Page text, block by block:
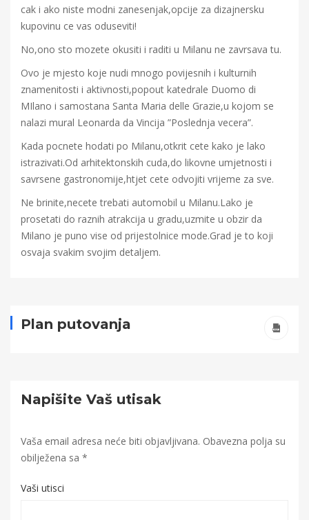
cak i ako niste modni zanesenjak,opcije za dizajnersku
kupovinu ce vas oduseviti!
No,ono sto mozete okusiti i raditi u Milanu ne zavrsava tu.
Ovo je mjesto koje nudi mnogo povijesnih i kulturnih
znamenitosti i aktivnosti,popout katedrale Duomo di
MIlano i samostana Santa Maria delle Grazie,u kojom se
nalazi mural Leonarda da Vincija ”Poslednja vecera”.
Kada pocnete hodati po Milanu,otkrit cete kako je lako
istrazivati.Od arhitektonskih cuda,do likovne umjetnosti i
savrsene gastronomije,htjet cete odvojiti vrijeme za sve.
Ne brinite,necete trebati automobil u Milanu.Lako je
prosetati do raznih atrakcija u gradu,uzmite u obzir da
Milano je puno vise od prijestolnice mode.Grad je to koji
osvaja svakim svojim detaljem.
Plan putovanja
Napišite Vaš utisak
Vaša email adresa neće biti objavljivana. Obavezna polja su
obilježena sa *
Vaši utisci